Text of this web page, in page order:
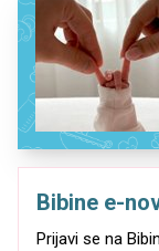
Bibine e-
Prijavi se na